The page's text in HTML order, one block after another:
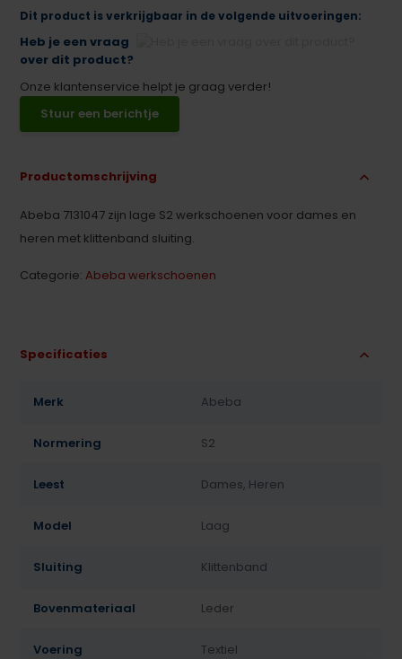
Dit product is verkrijgbaar in de volgende uitvoeringen:
Heb je een vraag
over dit product?
Onze klantenservice helpt je graag verder!
Stuur een berichtje
Productomschrijving
Abeba 7131047 zijn lage S2 werkschoenen voor dames en
heren met klittenband sluiting.
Categorie:Abeba werkschoenen
Specificaties
Merk Abeba
Normering S2
Leest Dames, Heren
Model Laag
Sluiting Klittenband
Bovenmateriaal Leder
Voering Textiel